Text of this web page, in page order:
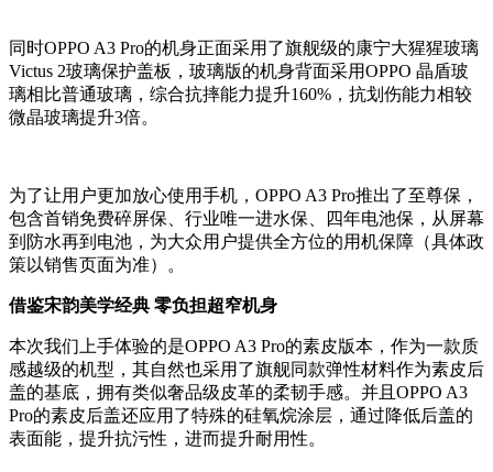
同时OPPO A3 Pro的机身正面采用了旗舰级的康宁大猩猩玻璃
Victus 2玻璃保护盖板，玻璃版的机身背面采用OPPO 晶盾玻
璃相比普通玻璃，综合抗摔能力提升160%，抗划伤能力相较
微晶玻璃提升3倍。
为了让用户更加放心使用手机，OPPO A3 Pro推出了至尊保，
包含首销免费碎屏保、行业唯一进水保、四年电池保，从屏幕
到防水再到电池，为大众用户提供全方位的用机保障（具体政
策以销售页面为准）。
借鉴宋韵美学经典 零负担超窄机身
本次我们上手体验的是OPPO A3 Pro的素皮版本，作为一款质
感越级的机型，其自然也采用了旗舰同款弹性材料作为素皮后
盖的基底，拥有类似奢品级皮革的柔韧手感。并且OPPO A3
Pro的素皮后盖还应用了特殊的硅氧烷涂层，通过降低后盖的
表面能，提升抗污性，进而提升耐用性。